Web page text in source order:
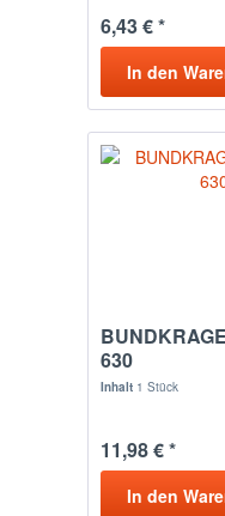
6,43 € *
In den
630
Inhalt 1 Stück
11,98 € *
In den